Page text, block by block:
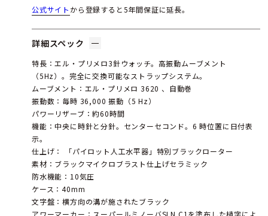
公式サイト から登録すると5年間保証に延長。
詳細スペック
特長：エル・プリメロ3針ウォッチ。高振動ムーブメント
（5Hz）。完全に交換可能なストラップシステム。
ムーブメント：エル・プリメロ 3620 、自動巻
振動数：毎時 36,000 振動（5 Hz）
パワーリザーブ：約60時間
機能：中央に時針と分針。センターセコンド。6 時位置に日付表
示。
仕上げ： 「パイロット人工水平器」特別ブラックローター
素材：ブラックマイクロブラスト仕上げセラミック
防水機能：10気圧
ケース：40mm
文字盤：横方向の溝が施されたブラック